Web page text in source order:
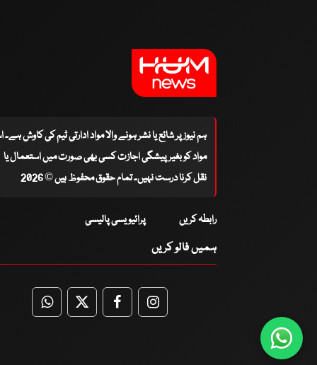
ہم نیوز پر شائع یا نشر ہونے والا مواد ادارتی ٹیم کی کاوش
مواد کو بغیر پیشگی اجازت کسی بھی صورت میں استعمال یا
نقل کرنا درست نہیں۔ تمام حقوق محفوظ ہیں © 2026
رابطہ کریں پرائیویسی پالیسی
ہمیں فالو کریں
WhatsApp
TwitterFacebookFacebook